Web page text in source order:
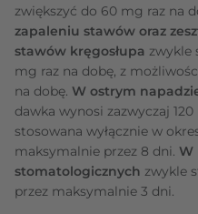
zwiększyć do 60 mg raz na
zapaleniu stawów oraz
stawów kręgosłupa zwykle
mg raz na dobę, z
na dobę. W ostrym
dawka wynosi zazwyczaj
stosowana wyłącznie w
maksymalnie przez 8 dni. W
stomatologicznych zwykle
przez maksymalnie 3 dni.